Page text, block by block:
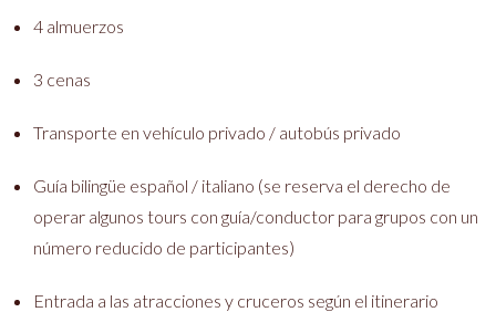
4 almuerzos
3 cenas
Transporte en vehículo privado / autobús privado
Guía bilingüe español / italiano (se reserva el derecho de
operar algunos tours con guía/conductor para grupos con un
número reducido de participantes)
Entrada a las atracciones y cruceros según el itinerario